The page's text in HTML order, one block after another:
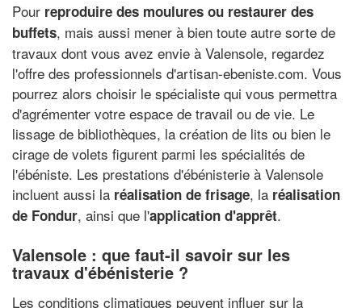
Pour reproduire des moulures ou restaurer des
buffets, mais aussi mener à bien toute autre sorte de
travaux dont vous avez envie à Valensole, regardez
l'offre des professionnels d'artisan-ebeniste.com. Vous
pourrez alors choisir le spécialiste qui vous permettra
d'agrémenter votre espace de travail ou de vie. Le
lissage de bibliothèques, la création de lits ou bien le
cirage de volets figurent parmi les spécialités de
l'ébéniste. Les prestations d'ébénisterie à Valensole
incluent aussi la réalisation de frisage, la réalisation
de Fondur, ainsi que l'application d'apprêt.
Valensole : que faut-il savoir sur les
travaux d'ébénisterie ?
Les conditions climatiques peuvent influer sur la